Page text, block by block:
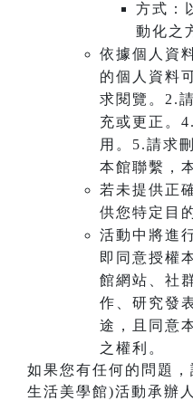
方式：
動化之
依據個人資
的個人資料
求閱覽。2.
充或更正。
用。5.請求
本館聯繫，
若未提供正
供您特定目
活動中將進
即同意授權
館網站、社
作、研究發
途，且同意
之權利。
如果您有任何的問題
生活美學館)活動承辦